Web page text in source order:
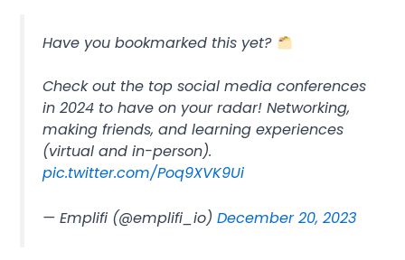
Have you bookmarked this yet?
Check out the top social media conferences
in 2024 to have on your radar! Networking,
making friends, and learning experiences
(virtual and in-person).
pic.twitter.com/Poq9XVK9Ui
— Emplifi (@emplifi_io)December 20, 2023